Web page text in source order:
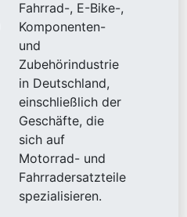
Fahrrad-, E-Bike-,
Komponenten-
und
Zubehörindustrie
in Deutschland,
einschließlich der
Geschäfte, die
sich auf
Motorrad- und
Fahrradersatzteile
spezialisieren.